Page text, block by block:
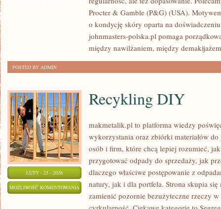
(KOREA
POŁUDNIOWA)
Procter & Gamble (P&G) (USA).
o kondycję skóry oparta na
johnmasters-polska.pl pomaga
między nawilżaniem, między
POSTED BY ADMIN
LUTY - 23 - 2026
MOŻLIWOŚĆ KOMENTOWANIA RECYKLING
Recykling DIY
makmetalik.pl to platforma wiedzy
wykorzystania oraz zbiórki materiałów
osób i firm, które chcą lepiej rozumieć,
przygotować odpady do sprzedaży, jak
dlaczego właściwe postępowanie z
natury, jak i dla portfela. Strona skupia
zamienić pozornie bezużyteczne rzeczy